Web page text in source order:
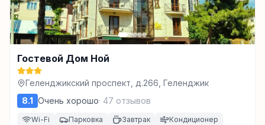
Гостевой Дом Ной
Геленджикский проспект, д.266, Геленджик
8.1 Очень хорошо· 47 отзывов
Wi-Fi Парковка Завтрак Кондиционер